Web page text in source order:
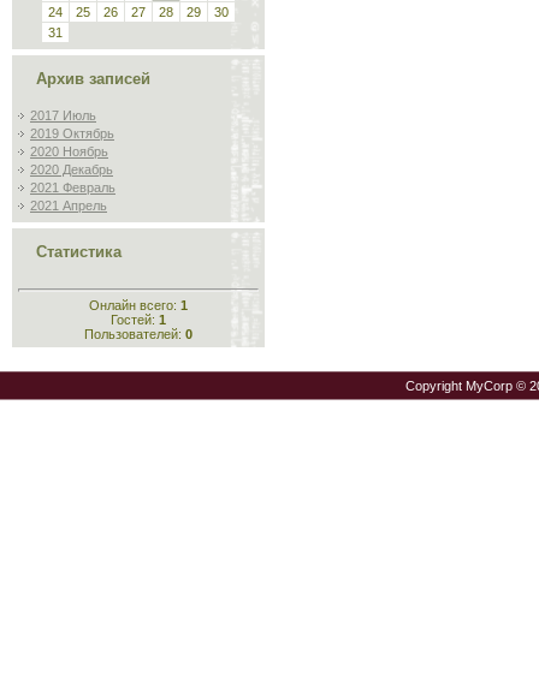
24
25 26 27 28 29
30
31
Архив записей
2017 Июль
2019 Октябрь
2020 Ноябрь
2020 Декабрь
2021 Февраль
2021 Апрель
Статистика
Онлайн всего: 1
Гостей: 1
Пользователей: 0
Copyright MyCorp ©